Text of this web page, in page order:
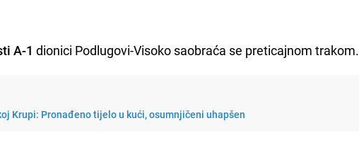
A-1 dionici Podlugovi-Visoko saobraća se preticajnom trakom.
Krupi: Pronađeno tijelo u kući, osumnjičeni uhapšen